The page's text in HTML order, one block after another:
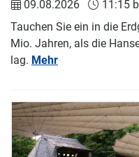
09.08.2026
11:15
Tauchen Sie ein in die
Mio. Jahren, als die
lag. Mehr